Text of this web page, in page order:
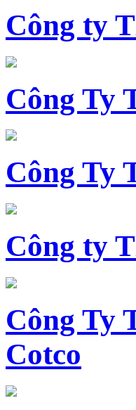
Công ty
Công Ty
Công Ty
Công ty
Công Ty
Cotco